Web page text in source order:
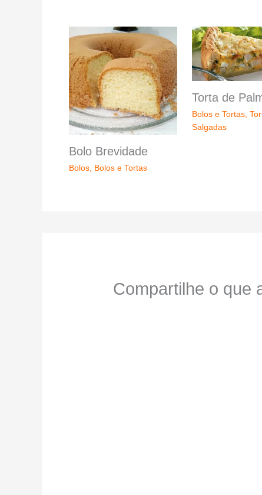
Bolo Brevidade
Bolos, Bolos e Tortas
Torta de
Bolos e Tortas,
Salgadas
Compartilhe o que